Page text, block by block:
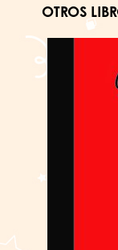
OTROS